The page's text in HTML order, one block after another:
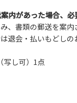
内があった場合、必
、書類の郵送を案内
退会・払いもどしの
写し可）1点